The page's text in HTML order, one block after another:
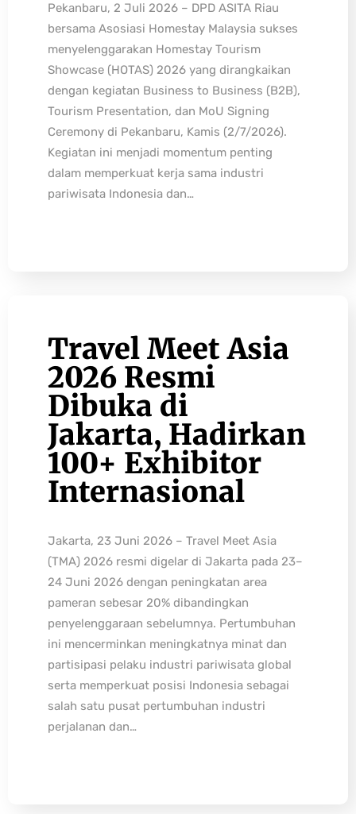
Pekanbaru, 2 Juli 2026 – DPD ASITA Riau
bersama Asosiasi Homestay Malaysia sukses
menyelenggarakan Homestay Tourism
Showcase (HOTAS) 2026 yang dirangkaikan
dengan kegiatan Business to Business (B2B),
Tourism Presentation, dan MoU Signing
Ceremony di Pekanbaru, Kamis (2/7/2026).
Kegiatan ini menjadi momentum penting
dalam memperkuat kerja sama industri
pariwisata Indonesia dan…
Travel Meet Asia
2026 Resmi
Dibuka di
Jakarta, Hadirkan
100+ Exhibitor
Internasional
Jakarta, 23 Juni 2026 – Travel Meet Asia
(TMA) 2026 resmi digelar di Jakarta pada 23–
24 Juni 2026 dengan peningkatan area
pameran sebesar 20% dibandingkan
penyelenggaraan sebelumnya. Pertumbuhan
ini mencerminkan meningkatnya minat dan
partisipasi pelaku industri pariwisata global
serta memperkuat posisi Indonesia sebagai
salah satu pusat pertumbuhan industri
perjalanan dan…